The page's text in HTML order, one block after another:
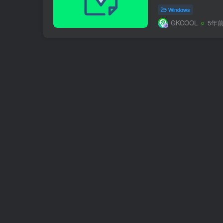
Windows
GKCOOL 5年前